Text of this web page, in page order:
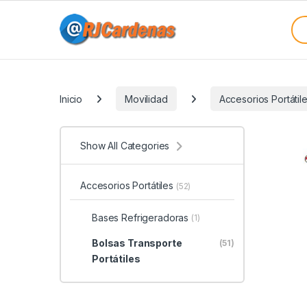
Inicio Movilidad Accesorios
Show All Categories
Accesorios Portátiles (52)
Bases Refrigeradoras (1)
Bolsas Transporte
Portátiles
(51)